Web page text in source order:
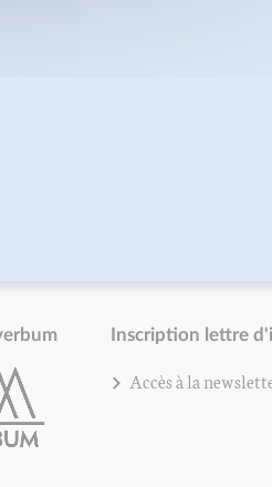
Inscription lettre
Accès à la